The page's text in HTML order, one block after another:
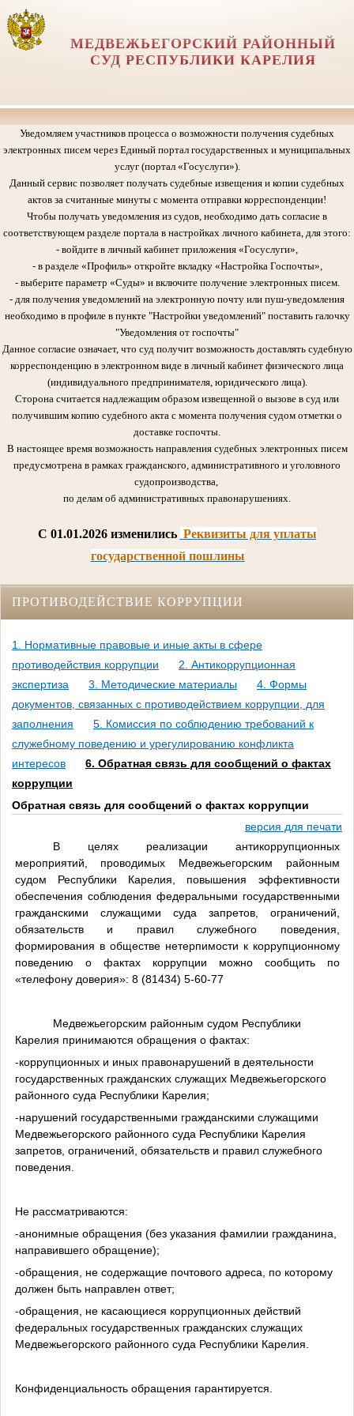
МЕДВЕЖЬЕГОРСКИЙ РАЙОННЫЙ
СУД РЕСПУБЛИКИ КАРЕЛИЯ
Уведомляем участников процесса о возможности получения судебных
электронных писем через Единый портал государственных и муниципальных
услуг (портал «Госуслуги»).
Данный сервис позволяет получать судебные извещения и копии судебных
актов за считанные минуты с момента отправки корреспонденции!
Чтобы получать уведомления из судов, необходимо дать согласие в
соответствующем разделе портала в настройках личного кабинета, для этого:
- войдите в личный кабинет приложения «Госуслуги»,
- в разделе «Профиль» откройте вкладку «Настройка Госпочты»,
- выберите параметр «Суды» и включите получение электронных писем.
- для получения уведомлений на электронную почту или пуш-уведомления
необходимо в профиле в пункте "Настройки уведомлений" поставить галочку
"Уведомления от госпочты"
Данное согласие означает, что суд получит возможность доставлять судебную
корреспонденцию в электронном виде в личный кабинет физического лица
(индивидуального предпринимателя, юридического лица).
Сторона считается надлежащим образом извещенной о вызове в суд или
получившим копию судебного акта с момента получения судом отметки о
доставке госпочты.
В настоящее время возможность направления судебных электронных писем
предусмотрена в рамках гражданского, административного и уголовного
судопроизводства,
по делам об административных правонарушениях.
C 01.01.2026 изменились Реквизиты для уплаты
государственной пошлины
ПРОТИВОДЕЙСТВИЕ КОРРУПЦИИ
1. Нормативные правовые и иные акты в сфере
противодействия коррупции
2. Антикоррупционная
экспертиза
3. Методические материалы
4. Формы
документов, связанных с противодействием коррупции, для
заполнения
5. Комиссия по соблюдению требований к
служебному поведению и урегулированию конфликта
интересов
6. Обратная связь для сообщений о фактах
коррупции
Обратная связь для сообщений о фактах коррупции
версия для печати
В целях реализации антикоррупционных
мероприятий, проводимых Медвежьегорским районным
судом Республики Карелия, повышения эффективности
обеспечения соблюдения федеральными государственными
гражданскими служащими суда запретов, ограничений,
обязательств и правил служебного поведения,
формирования в обществе нетерпимости к коррупционному
поведению о фактах коррупции можно сообщить по
«телефону доверия»: 8 (81434) 5-60-77
Медвежьегорским районным судом Республики
Карелия принимаются обращения о фактах:
-коррупционных и иных правонарушений в деятельности
государственных гражданских служащих Медвежьегорского
районного суда Республики Карелия;
-нарушений государственными гражданскими служащими
Медвежьегорского районного суда Республики Карелия
запретов, ограничений, обязательств и правил служебного
поведения.
Не рассматриваются:
-анонимные обращения (без указания фамилии гражданина,
направившего обращение);
-обращения, не содержащие почтового адреса, по которому
должен быть направлен ответ;
-обращения, не касающиеся коррупционных действий
федеральных государственных гражданских служащих
Медвежьегорского районного суда Республики Карелия.
Конфиденциальность обращения гарантируется.